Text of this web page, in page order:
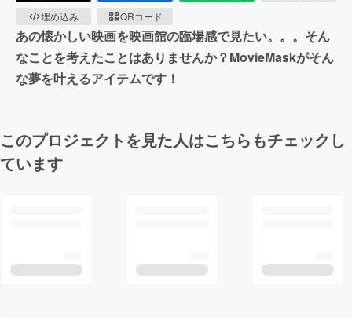
埋め込み
QRコード
あの懐かしい映画を映画館の臨場感で見たい。。。そん
なことを考えたことはありませんか？MovieMaskがそん
な夢を叶えるアイテムです！
このプロジェクトを見た人はこちらもチェックし
ています